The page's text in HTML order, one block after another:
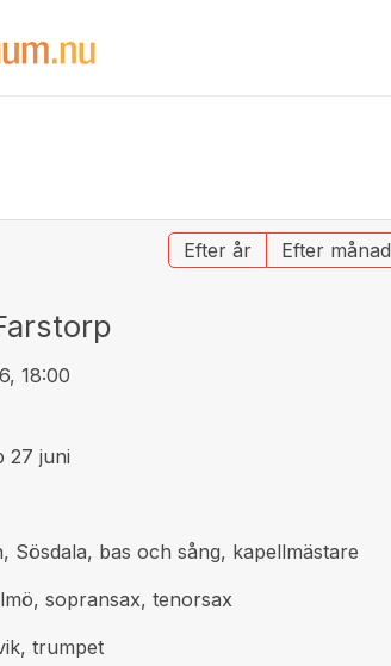
Efter år Efter månad
18:00
27 juni
Sösdala, bas och sång, kapellmästare
sopransax, tenorsax
trumpet